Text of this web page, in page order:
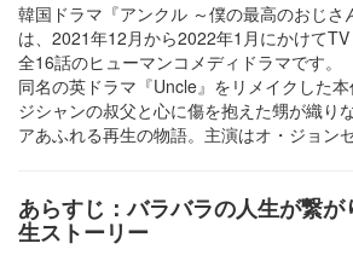
韓国ドラマ『アンクル ～僕の最高のおじさ
は、2021年12月から2022年1月にかけて
全16話のヒューマンコメディドラマです。
同名の英ドラマ『Uncle』をリメイクした
ジシャンの叔父と心に傷を抱えた甥が織り
アあふれる再生の物語。主演はオ・ジョン
あらすじ：バラバラの人生が繋
生ストーリー